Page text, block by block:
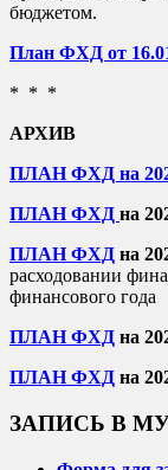
бюджетом.
План ФХД от
* * *
АРХИВ
ПЛАН ФХД на
ПЛАН ФХД на
ПЛАН ФХД на
расходовании
финансового года
ПЛАН ФХД на
ПЛАН ФХД на
ЗАПИСЬ В